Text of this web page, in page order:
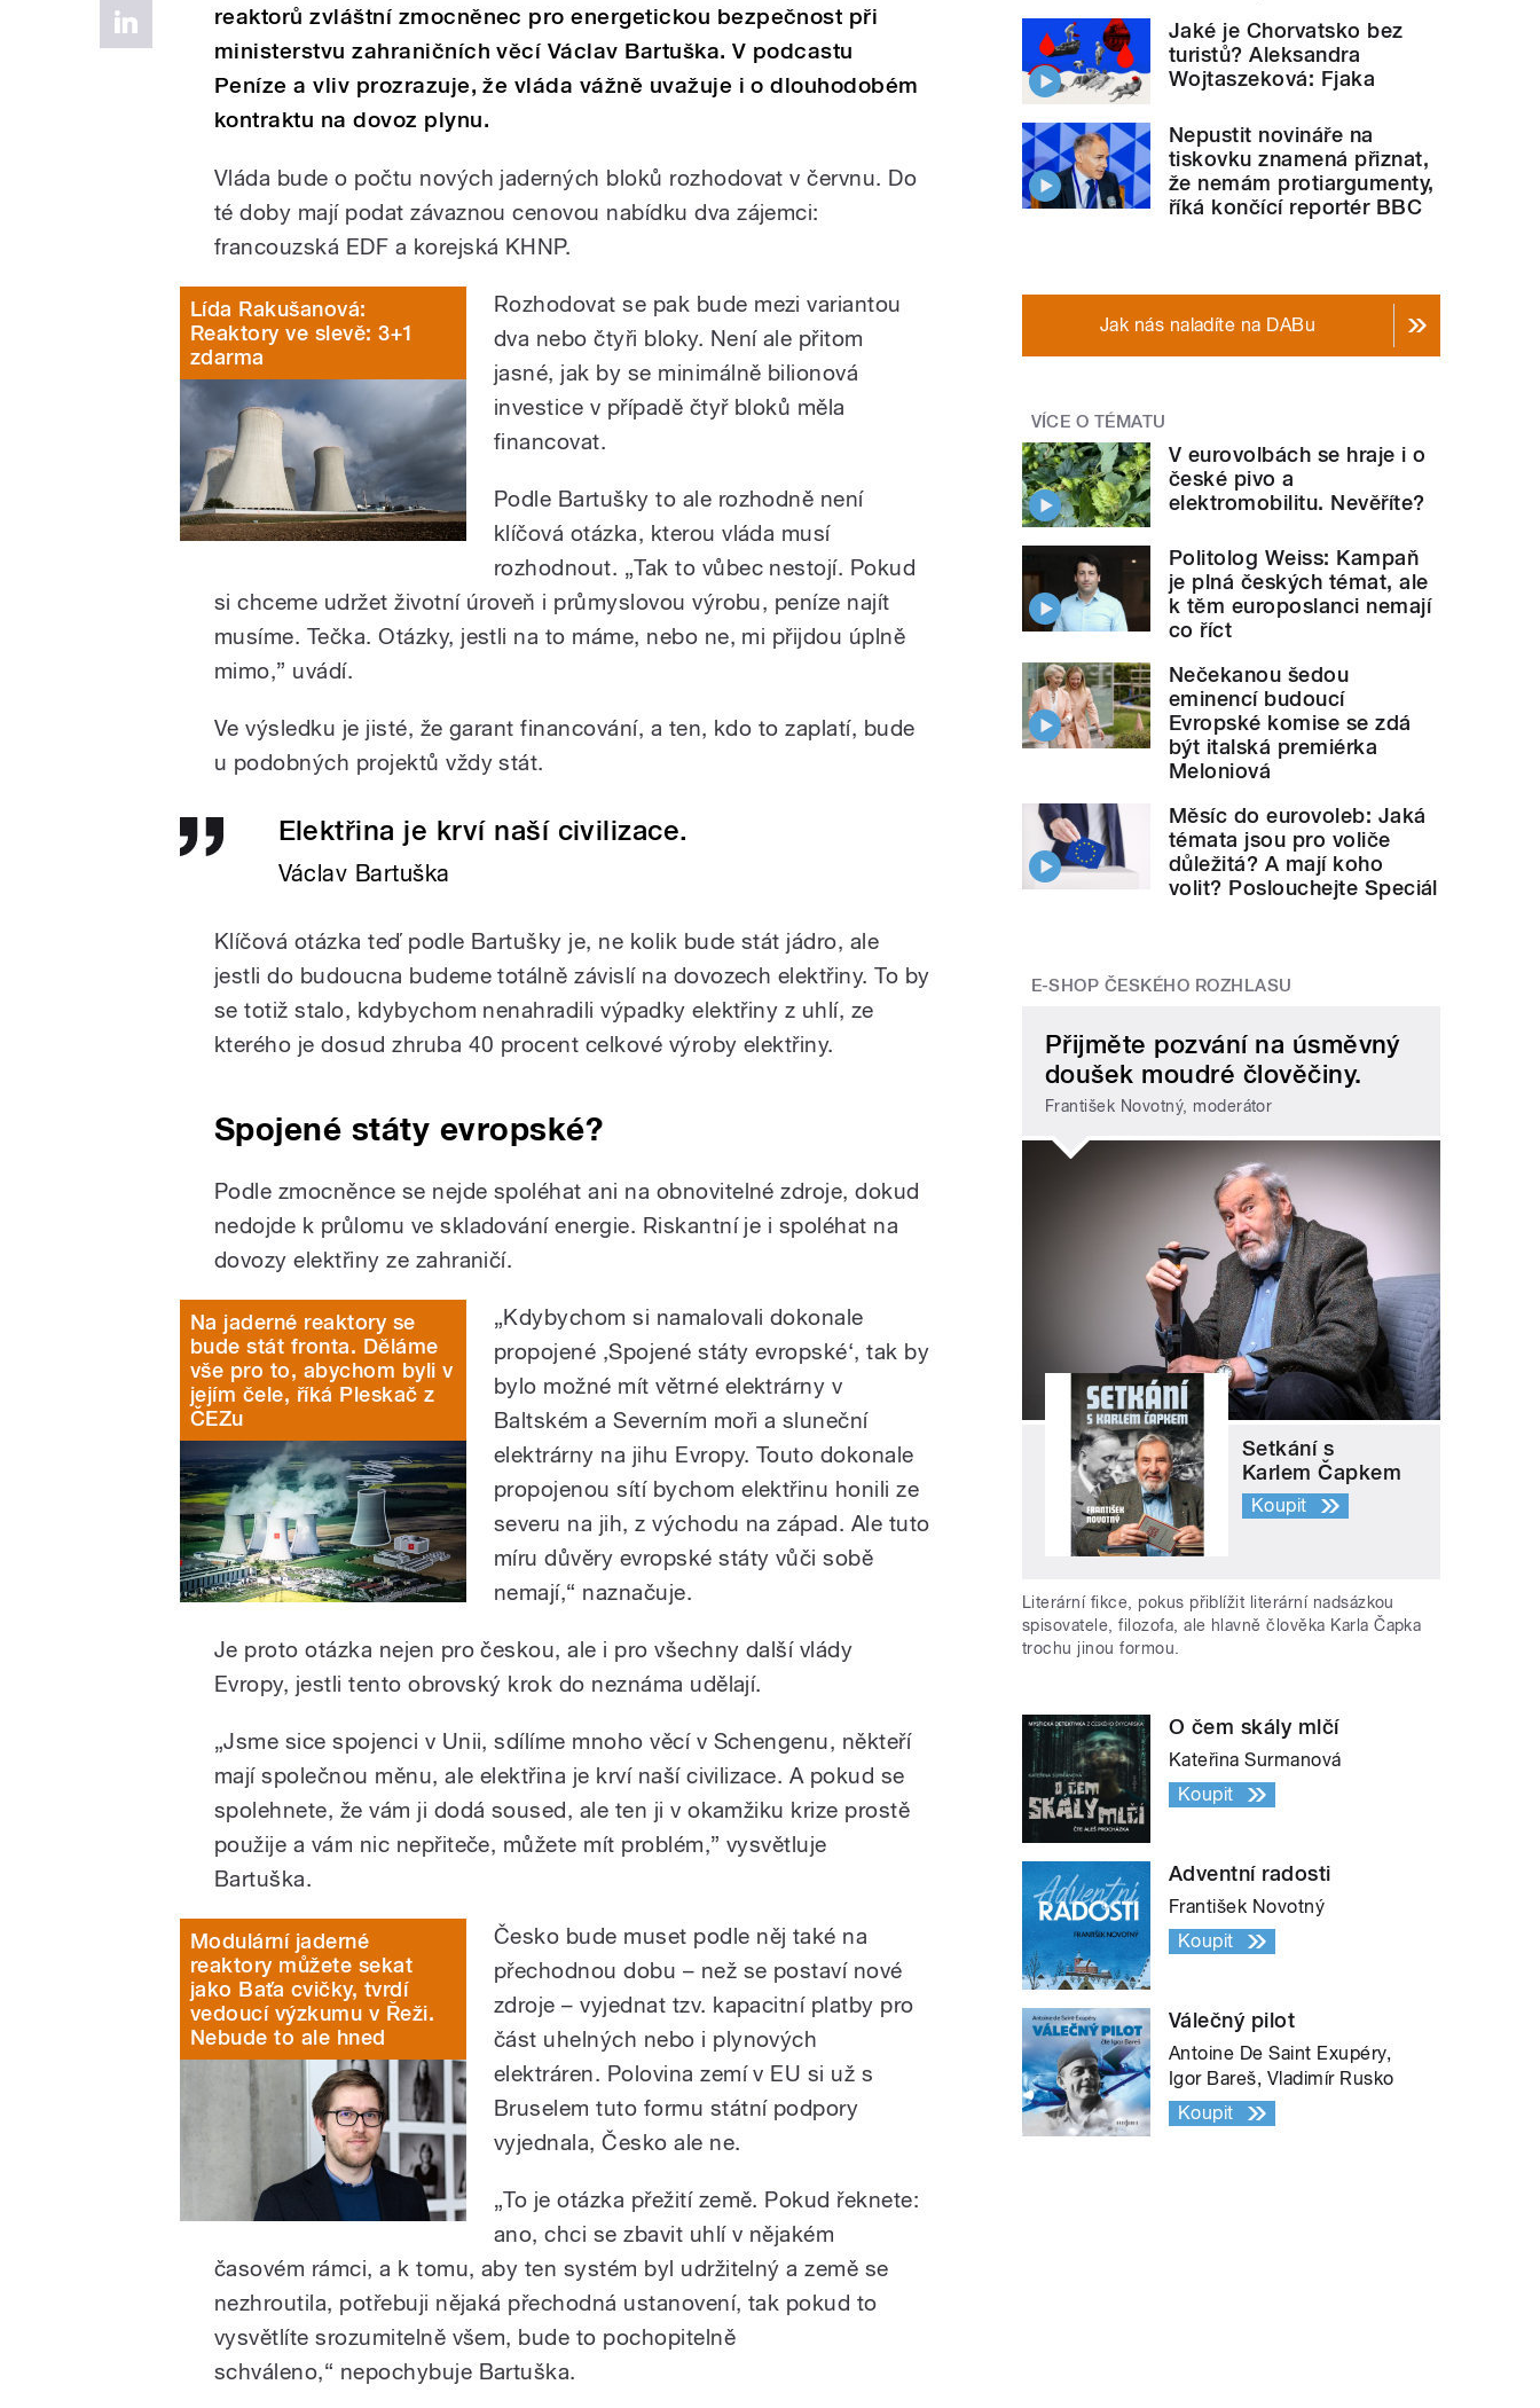
reaktorů zvláštní zmocněnec pro energetickou bezpečnost při
ministerstvu zahraničních věcí Václav Bartuška. V podcastu
Peníze a vliv prozrazuje, že vláda vážně uvažuje i o dlouhodobém
kontraktu na dovoz plynu.
Vláda bude o počtu nových jaderných bloků rozhodovat v červnu. Do
té doby mají podat závaznou cenovou nabídku dva zájemci:
francouzská EDF a korejská KHNP.
Lída Rakušanová:
Reaktory ve slevě: 3+1
zdarma
Rozhodovat se pak bude mezi variantou
dva nebo čtyři bloky. Není ale přitom
jasné, jak by se minimálně bilionová
investice v případě čtyř bloků měla
financovat.
Podle Bartušky to ale rozhodně není
klíčová otázka, kterou vláda musí
rozhodnout. „Tak to vůbec nestojí. Pokud
si chceme udržet životní úroveň i průmyslovou výrobu, peníze najít
musíme. Tečka. Otázky, jestli na to máme, nebo ne, mi přijdou úplně
mimo,” uvádí.
Ve výsledku je jisté, že garant financování, a ten, kdo to zaplatí, bude
u podobných projektů vždy stát.
Elektřina je krví naší civilizace.
Václav Bartuška
Klíčová otázka teď podle Bartušky je, ne kolik bude stát jádro, ale
jestli do budoucna budeme totálně závislí na dovozech elektřiny. To by
se totiž stalo, kdybychom nenahradili výpadky elektřiny z uhlí, ze
kterého je dosud zhruba 40 procent celkové výroby elektřiny.
Spojené státy evropské?
Podle zmocněnce se nejde spoléhat ani na obnovitelné zdroje, dokud
nedojde k průlomu ve skladování energie. Riskantní je i spoléhat na
dovozy elektřiny ze zahraničí.
Na jaderné reaktory se
bude stát fronta. Děláme
vše pro to, abychom byli v
jejím čele, říká Pleskač z
ČEZu
„Kdybychom si namalovali dokonale
propojené ,Spojené státy evropské‘, tak by
bylo možné mít větrné elektrárny v
Baltském a Severním moři a sluneční
elektrárny na jihu Evropy. Touto dokonale
propojenou sítí bychom elektřinu honili ze
severu na jih, z východu na západ. Ale tuto
míru důvěry evropské státy vůči sobě
nemají,“ naznačuje.
Je proto otázka nejen pro českou, ale i pro všechny další vlády
Evropy, jestli tento obrovský krok do neznáma udělají.
„Jsme sice spojenci v Unii, sdílíme mnoho věcí v Schengenu, někteří
mají společnou měnu, ale elektřina je krví naší civilizace. A pokud se
spolehnete, že vám ji dodá soused, ale ten ji v okamžiku krize prostě
použije a vám nic nepřiteče, můžete mít problém,” vysvětluje
Bartuška.
Modulární jaderné
reaktory můžete sekat
jako Baťa cvičky, tvrdí
vedoucí výzkumu v Řeži.
Nebude to ale hned
Česko bude muset podle něj také na
přechodnou dobu – než se postaví nové
zdroje – vyjednat tzv. kapacitní platby pro
část uhelných nebo i plynových
elektráren. Polovina zemí v EU si už s
Bruselem tuto formu státní podpory
vyjednala, Česko ale ne.
„To je otázka přežití země. Pokud řeknete:
ano, chci se zbavit uhlí v nějakém
časovém rámci, a k tomu, aby ten systém byl udržitelný a země se
nezhroutila, potřebuji nějaká přechodná ustanovení, tak pokud to
vysvětlíte srozumitelně všem, bude to pochopitelně
schváleno,“ nepochybuje Bartuška.
Jaké je Chorvatsko bez
turistů? Aleksandra
Wojtaszeková: Fjaka
Nepustit novináře na
tiskovku znamená přiznat,
že nemám protiargumenty,
říká končící reportér BBC
Jak nás naladíte na DABu
VÍCE O TÉMATU
V eurovolbách se hraje i o
české pivo a
elektromobilitu. Nevěříte?
Politolog Weiss: Kampaň
je plná českých témat, ale
k těm europoslanci nemají
co říct
Nečekanou šedou
eminencí budoucí
Evropské komise se zdá
být italská premiérka
Meloniová
Měsíc do eurovoleb: Jaká
témata jsou pro voliče
důležitá? A mají koho
volit? Poslouchejte Speciál
E-SHOP ČESKÉHO ROZHLASU
Přijměte pozvání na úsměvný
doušek moudré člověčiny.
František Novotný, moderátor
Setkání s
Karlem Čapkem
Koupit
Literární fikce, pokus přiblížit literární nadsázkou
spisovatele, filozofa, ale hlavně člověka Karla Čapka
trochu jinou formou.
O čem skály mlčí
Kateřina Surmanová
Koupit
Adventní radosti
František Novotný
Koupit
Válečný pilot
Antoine De Saint Exupéry,
Igor Bareš, Vladimír Rusko
Koupit